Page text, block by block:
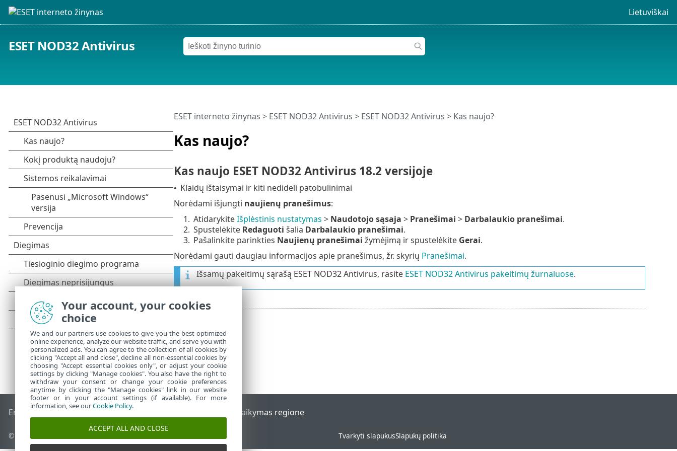
Lietuviškai
ESET NOD32 Antivirus
Kas naujo?
ESET interneto žinynas > ESET NOD32 Antivirus > ESET NOD32 Antivirus > Kas naujo?
Kas naujo ESET NOD32 Antivirus 18.2 versijoje
• Klaidų ištaisymai ir kiti nedideli patobulinimai
Norėdami išjungti naujienų pranešimus:
1. AtidarykiteIšplėstinis nustatymas > Naudotojo sąsaja > Pranešimai > Darbalaukio pranešimai.
2. Spustelėkite Redaguoti šalia Darbalaukio pranešimai.
3. Pašalinkite parinkties Naujienų pranešimai žymėjimą ir spustelėkite Gerai.
Norėdami gauti daugiau informacijos apie pranešimus, žr. skyrių Pranešimai.
Išsamų pakeitimų sąrašą ESET NOD32 Antivirus, rasite ESET NOD32 Antivirus pakeitimų žurnaluose.
End of Life ESET žinių bazė ESET forumas Palaikymas regione
© 1992 - 2025 ESET, spol. s r.o. - Visos teisės saugomos. Tvarkyti slapukusSlapukų politika
Your account, your cookies
choice
We and our partners use cookies to give you the best optimized
online experience, analyze our website traffic, and serve you with
personalized ads. You can agree to the collection of all cookies by
clicking "Accept all and close", decline all non-essential cookies by
choosing "Accept essential cookies only", or adjust your cookie
settings by clicking "Manage cookies". You also have the right to
withdraw your consent or change your cookie preferences
anytime by clicking the "Manage cookies" link in our website
footer or in your account settings (if available). For more
information, see ourCookie Policy.
ACCEPT ALL AND CLOSE